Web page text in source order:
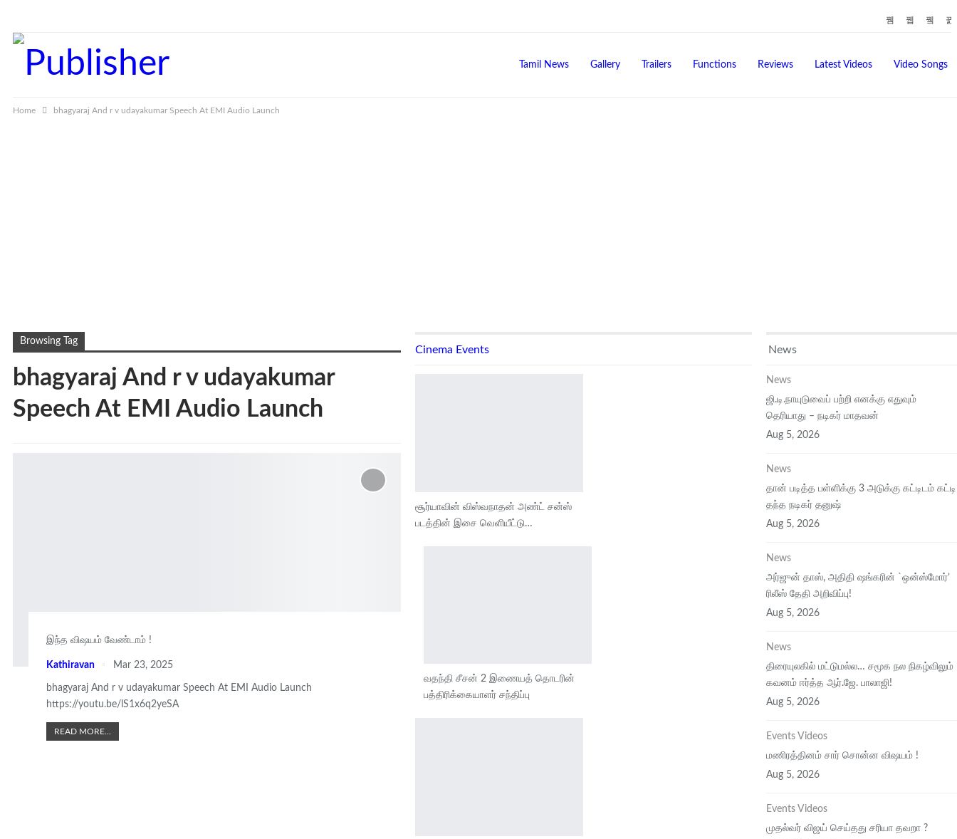
Tamil News Gallery Trailers Functions Reviews Latest Videos Video Songs
Home bhagyaraj And r v udayakumar Speech At EMI Audio Launch
Browsing Tag
bhagyaraj And r v udayakumar
Speech At EMI Audio Launch
இந்த விஷயம் வேண்டாம் !
Kathiravan Mar 23, 2025
bhagyaraj And r v udayakumar Speech At EMI Audio Launch
https://youtu.be/lS1x6q2yeSA
READ MORE...
Cinema Events
சூர்யாவின் விஸ்வநாதன் அண்ட் சன்ஸ்
படத்தின் இசை வெளியீட்டு…
வதந்தி சீசன் 2 இணையத் தொடரின்
பத்திரிக்கையாளர் சந்திப்பு
News
News
ஜி.டி.நாயுடுவைப் பற்றி எனக்கு எதுவும்
தெரியாது – நடிகர் மாதவன்
Aug 5, 2026
News
தான் படித்த பள்ளிக்கு 3 அடுக்கு கட்டிடம் கட்டி
தந்த நடிகர் தனுஷ்
Aug 5, 2026
News
அர்ஜுன் தாஸ், அதிதி ஷங்கரின் `ஒன்ஸ்மோர்’
ரிலீஸ் தேதி அறிவிப்பு!
Aug 5, 2026
News
திரையுலகில் மட்டுமல்ல… சமூக நல நிகழ்விலும்
கவனம் ஈர்த்த ஆர்.ஜே. பாலாஜி!
Aug 5, 2026
Events Videos
மணிரத்தினம் சார் சொன்ன விஷயம் !
Aug 5, 2026
Events Videos
முதல்வர் விஜய் செய்தது சரியா தவறா ?